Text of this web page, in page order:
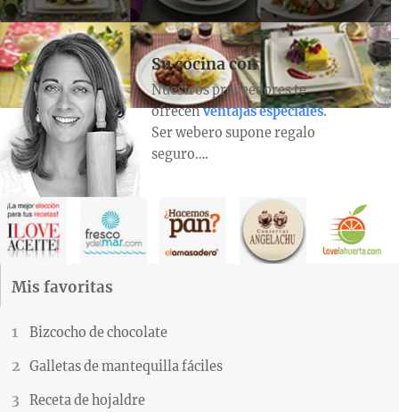
Su cocina con
Nuestros proveedores te
ofrecenventajas especiales.
Ser webero supone regalo
seguro….
Mis favoritas
Bizcocho de chocolate
Galletas de mantequilla fáciles
Receta de hojaldre